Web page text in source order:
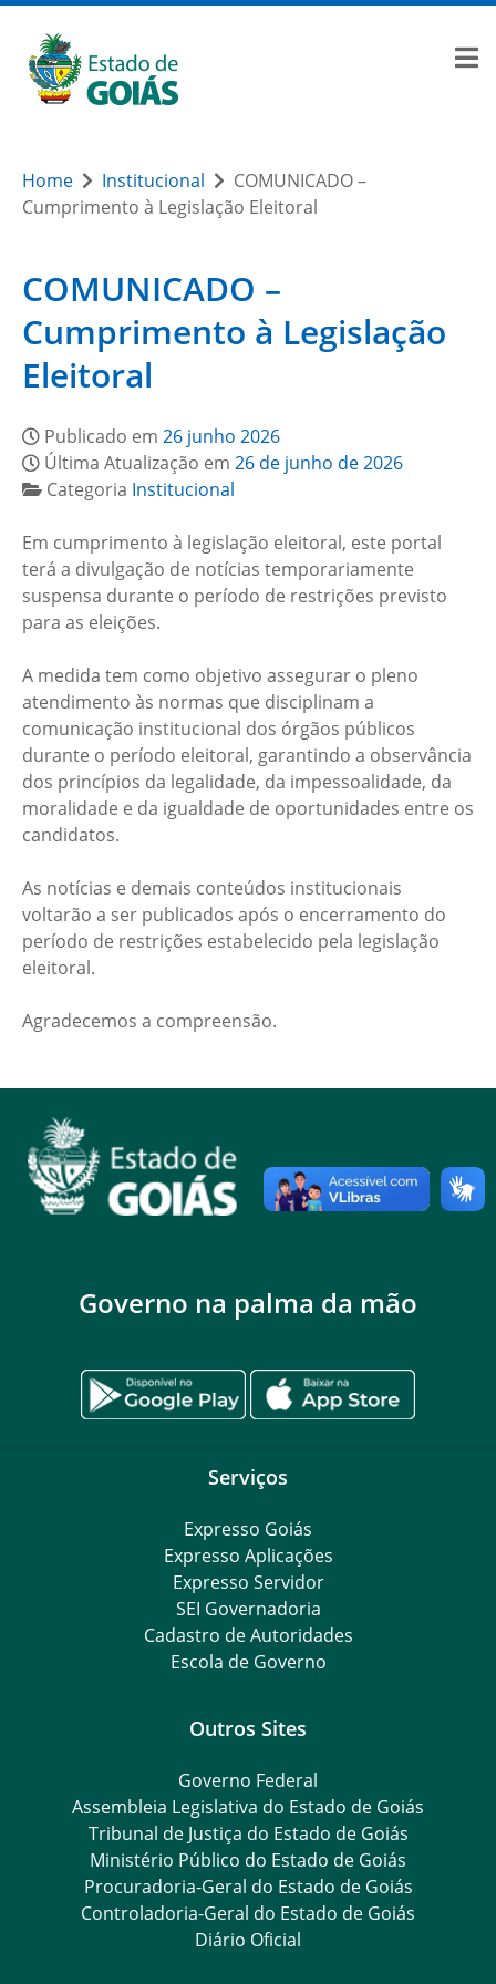
Home Institucional
COMUNICADO –
Cumprimento à Legislação Eleitoral
COMUNICADO –
Cumprimento à Legislação
Eleitoral
Publicado em 26 junho 2026
Última Atualização em 26 de junho de 2026
Categoria Institucional
Em cumprimento à legislação eleitoral, este portal
terá a divulgação de notícias temporariamente
suspensa durante o período de restrições previsto
para as eleições.
A medida tem como objetivo assegurar o pleno
atendimento às normas que disciplinam a
comunicação institucional dos órgãos públicos
durante o período eleitoral, garantindo a observância
dos princípios da legalidade, da impessoalidade, da
moralidade e da igualdade de oportunidades entre os
candidatos.
As notícias e demais conteúdos institucionais
voltarão a ser publicados após o encerramento do
período de restrições estabelecido pela legislação
eleitoral.
Agradecemos a compreensão.
Governo na palma da mão
Serviços
Expresso Goiás
Expresso Aplicações
Expresso Servidor
SEI Governadoria
Cadastro de Autoridades
Escola de Governo
Outros Sites
Governo Federal
Assembleia Legislativa do Estado de Goiás
Tribunal de Justiça do Estado de Goiás
Ministério Público do Estado de Goiás
Procuradoria-Geral do Estado de Goiás
Controladoria-Geral do Estado de Goiás
Diário Oficial